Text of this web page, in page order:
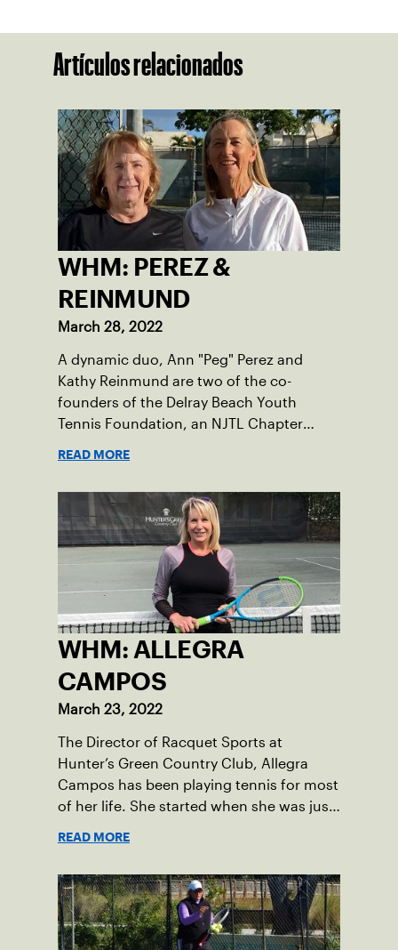
Artículos relacionados
WHM: PEREZ &
REINMUND
March 28, 2022
A dynamic duo, Ann "Peg" Perez and
Kathy Reinmund are two of the co-
founders of the Delray Beach Youth
Tennis Foundation, an NJTL Chapter
life skills.
READ MORE
WHM: ALLEGRA
CAMPOS
March 23, 2022
The Director of Racquet Sports at
Hunter’s Green Country Club, Allegra
Campos has been playing tennis for most
of her life. She started when she was just
few seasons.
READ MORE